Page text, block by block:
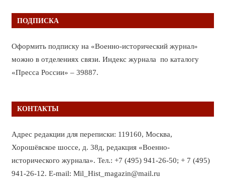
ПОДПИСКА
Оформить подписку на «Военно-исторический журнал»
можно в отделениях связи. Индекс журнала по каталогу
«Пресса России» – 39887.
КОНТАКТЫ
Адрес редакции для переписки: 119160, Москва,
Хорошёвское шоссе, д. 38д, редакция «Военно-
исторического журнала». Тел.: +7 (495) 941-26-50; + 7 (495)
941-26-12. E-mail: Mil_Hist_magazin@mail.ru